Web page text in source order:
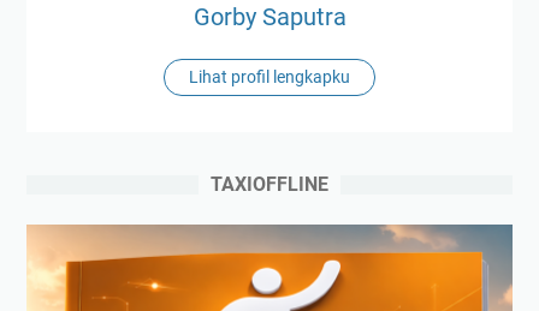
Gorby Saputra
Lihat profil lengkapku
TAXIOFFLINE